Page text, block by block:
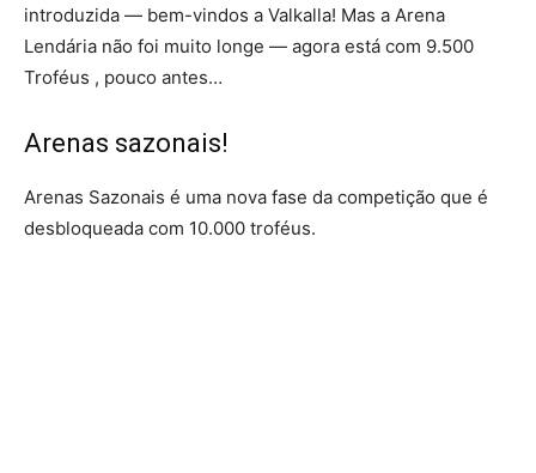
introduzida — bem-vindos a Valkalla! Mas a Arena
Lendária não foi muito longe — agora está com 9.500
Troféus , pouco antes…
Arenas sazonais!
Arenas Sazonais é uma nova fase da competição que é
desbloqueada com 10.000 troféus.